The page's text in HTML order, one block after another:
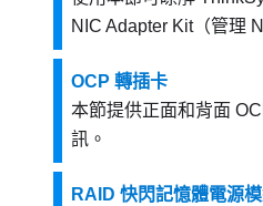
NIC Adapter Kit（管理
OCP 轉插卡
本節提供正面和背面
訊。
RAID 快閃記憶體電源